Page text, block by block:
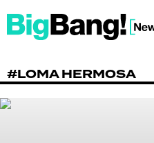
#LOMA HERMOSA
SHOW
POLÍTICA